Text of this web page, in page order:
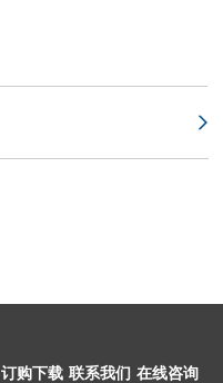
订购下载 联系我们 在线咨询